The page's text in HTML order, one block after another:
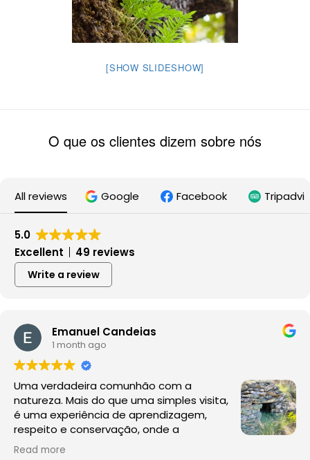
[SHOW SLIDESHOW]
O que os clientes dizem sobre nós
All reviews Google Facebook
5.0
Excellent
49 reviews
Write a review
Emanuel Candeias
1 month ago
Uma verdadeira comunhão com a
natureza. Mais do que uma simples visita,
é uma experiência de aprendizagem,
respeito e conservação, onde a
observação da fauna e da flora acontece
Read more